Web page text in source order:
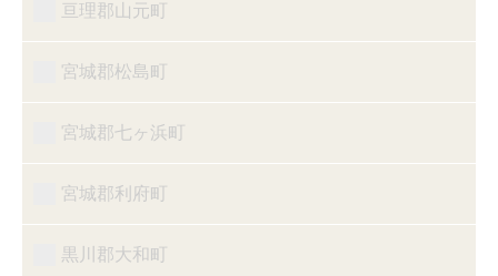
亘理郡山元町
宮城郡松島町
宮城郡七ヶ浜町
宮城郡利府町
黒川郡大和町